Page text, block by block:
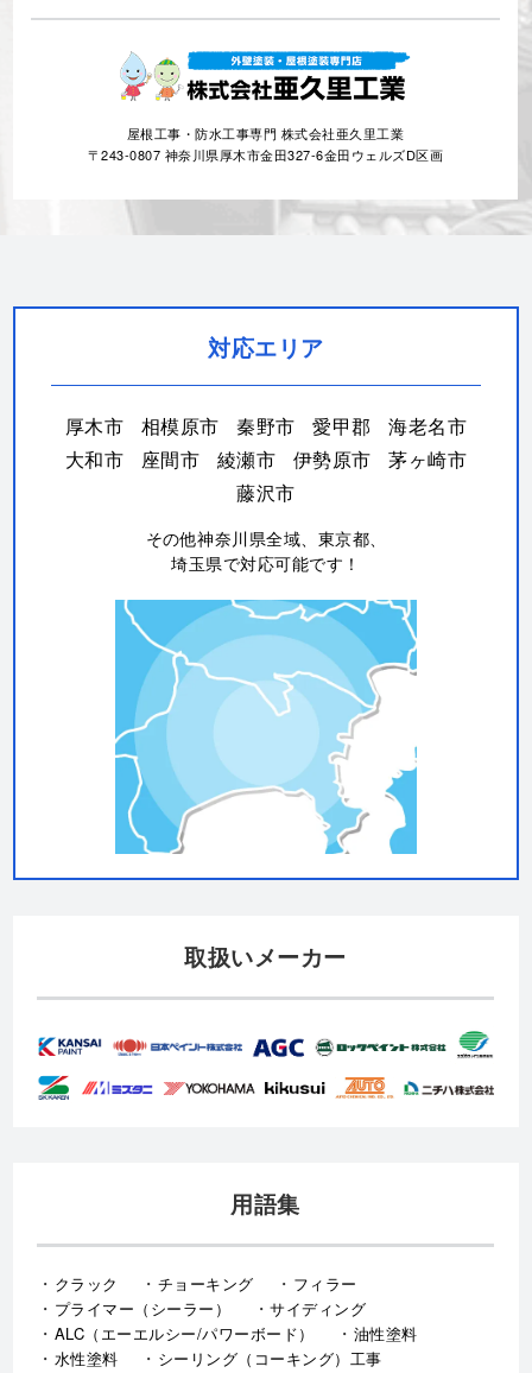
屋根工事・防水工事専門 株式会社亜久里工業
対応エリア
相模原市 秦野市 愛甲郡
座間市 綾瀬市 伊勢原市
藤沢市
その他神奈川県全域、東京都、
埼玉県で対応可能です！
取扱いメーカー
用語集